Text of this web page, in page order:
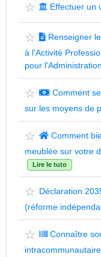
☆ Effectuer un
☆
Renseigner
à l'Activité
pour
☆
Comment
sur les moyens de
☆
Comment
meublée sur votre
Lire le tuto
☆ Déclaration
(réforme
☆
Connaître
intracommunautaire